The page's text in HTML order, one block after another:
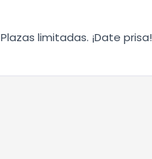
Plazas limitadas. ¡Date prisa!